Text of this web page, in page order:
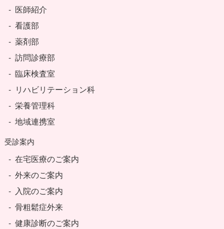
医師紹介
看護部
薬剤部
訪問診療部
臨床検査室
リハビリテーション科
栄養管理科
地域連携室
受診案内
在宅医療のご案内
外来のご案内
入院のご案内
骨粗鬆症外来
健康診断のご案内